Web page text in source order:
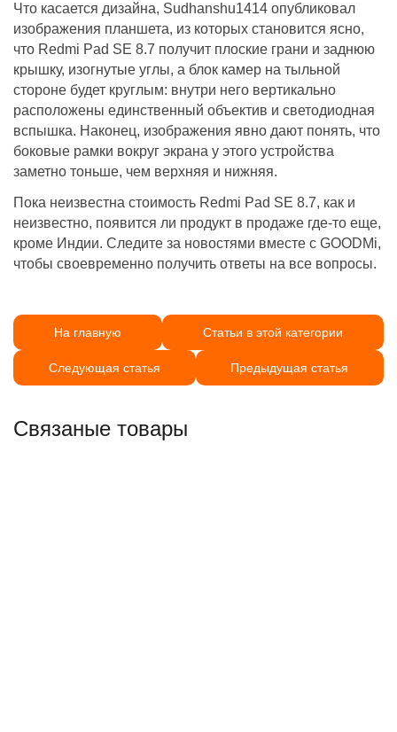
Что касается дизайна, Sudhanshu1414 опубликовал
изображения планшета, из которых становится ясно,
что Redmi Pad SE 8.7 получит плоские грани и заднюю
крышку, изогнутые углы, а блок камер на тыльной
стороне будет круглым: внутри него вертикально
расположены единственный объектив и светодиодная
вспышка. Наконец, изображения явно дают понять, что
боковые рамки вокруг экрана у этого устройства
заметно тоньше, чем верхняя и нижняя.
Пока неизвестна стоимость Redmi Pad SE 8.7, как и
неизвестно, появится ли продукт в продаже где-то еще,
кроме Индии. Следите за новостями вместе с GOODMi,
чтобы своевременно получить ответы на все вопросы.
На главную Статьи в этой категории
Следующая статья Предыдущая статья
Связаные товары